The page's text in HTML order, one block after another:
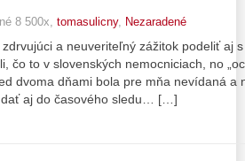
8 500x, tomasulicny, Nezaradené
a neuveriteľný zážitok podeliť aj
čo to v slovenských nemocniciach, no
dvoma dňami bola pre mňa nevídaná a
dať aj do časového sledu… […]